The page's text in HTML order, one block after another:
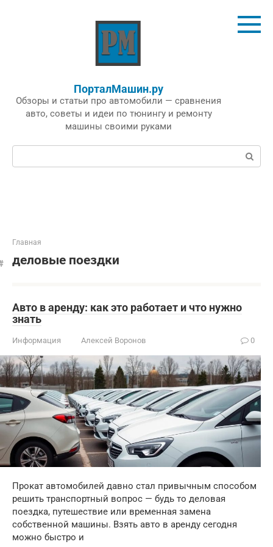
ПорталМашин.ру
Обзоры и статьи про автомобили — сравнения
авто, советы и идеи по тюнингу и ремонту
машины своими руками
Поиск:
Главная
деловые поездки
Авто в аренду: как это работает и что нужно
знать
Информация Алексей Воронов 0
Прокат автомобилей давно стал привычным способом
решить транспортный вопрос — будь то деловая
поездка, путешествие или временная замена
собственной машины. Взять авто в аренду сегодня
можно быстро и